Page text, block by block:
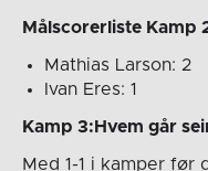
Målscorerliste Kamp
Mathias Larson: 2
Ivan Eres: 1
Kamp 3:Hvem går
Med 1-1 i kamper før